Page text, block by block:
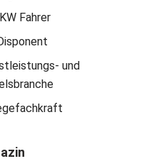
Fahrer
und